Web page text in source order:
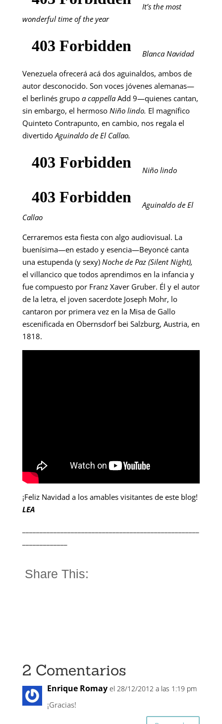
It’s the most
wonderful time of the year
Blanca Navidad
Venezuela ofrecerá acá dos aguinaldos, ambos de
autor desconocido. Son voces jóvenes alemanas—
el berlinés grupo a cappellaAdd 9—quienes cantan,
sin embargo, el hermoso Niño lindo. El magnífico
Quinteto Contrapunto, en cambio, nos regala el
divertidoAguinaldo de El Callao.
Niño lindo
Aguinaldo de El
Callao
Cerraremos esta fiesta con algo audiovisual. La
buenísima—en estado y esencia—Beyoncé canta
una estupenda (y sexy) Noche de Paz (Silent Night),
el villancico que todos aprendimos en la infancia y
fue compuesto por Franz Xaver Gruber. Él y el autor
de la letra, el joven sacerdote Joseph Mohr, lo
cantaron por primera vez en la Misa de Gallo
escenificada en Obernsdorf bei Salzburg, Austria, en
1818.
¡Feliz Navidad a los amables visitantes de este blog!
LEA
Share This:
2 Comentarios
Enrique Romay el 28/12/2012 a las 1:19 pm
¡Gracias!